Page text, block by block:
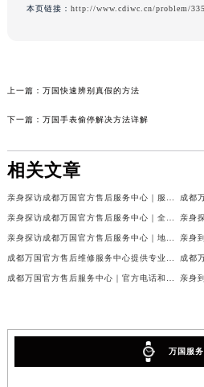
本页链接： http://www.cdiwc.cn/problem/
上一篇： 万国快速辨别真假的方法
下一篇： 万国手表偷停解决方法详解
相关文章
万国服